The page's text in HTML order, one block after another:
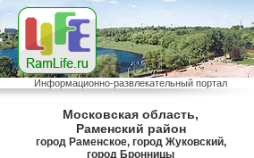
Информационно-развлекательный портал
Московская область,
Раменский район
город Раменское, город Жуковский,
город Бронницы